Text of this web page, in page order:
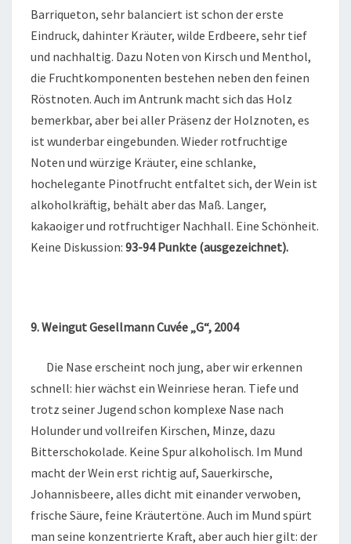
Barriqueton, sehr balanciert ist schon der erste
Eindruck, dahinter Kräuter, wilde Erdbeere, sehr tief
und nachhaltig. Dazu Noten von Kirsch und Menthol,
die Fruchtkomponenten bestehen neben den feinen
Röstnoten. Auch im Antrunk macht sich das Holz
bemerkbar, aber bei aller Präsenz der Holznoten, es
ist wunderbar eingebunden. Wieder rotfruchtige
Noten und würzige Kräuter, eine schlanke,
hochelegante Pinotfrucht entfaltet sich, der Wein ist
alkoholkräftig, behält aber das Maß. Langer,
kakaoiger und rotfruchtiger Nachhall. Eine Schönheit.
Keine Diskussion: 93-94 Punkte (ausgezeichnet).
9. Weingut Gesellmann Cuvée „G“, 2004
Die Nase erscheint noch jung, aber wir erkennen
schnell: hier wächst ein Weinriese heran. Tiefe und
trotz seiner Jugend schon komplexe Nase nach
Holunder und vollreifen Kirschen, Minze, dazu
Bitterschokolade. Keine Spur alkoholisch. Im Mund
macht der Wein erst richtig auf, Sauerkirsche,
Johannisbeere, alles dicht mit einander verwoben,
frische Säure, feine Kräutertöne. Auch im Mund spürt
man seine konzentrierte Kraft, aber auch hier gilt: der